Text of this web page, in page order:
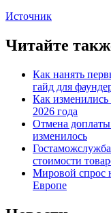
Источник
Читайте
Как нанять
гайд для
Как
2026 года
Отмена
изменилось
стоимости
Мировой спрос
Европе